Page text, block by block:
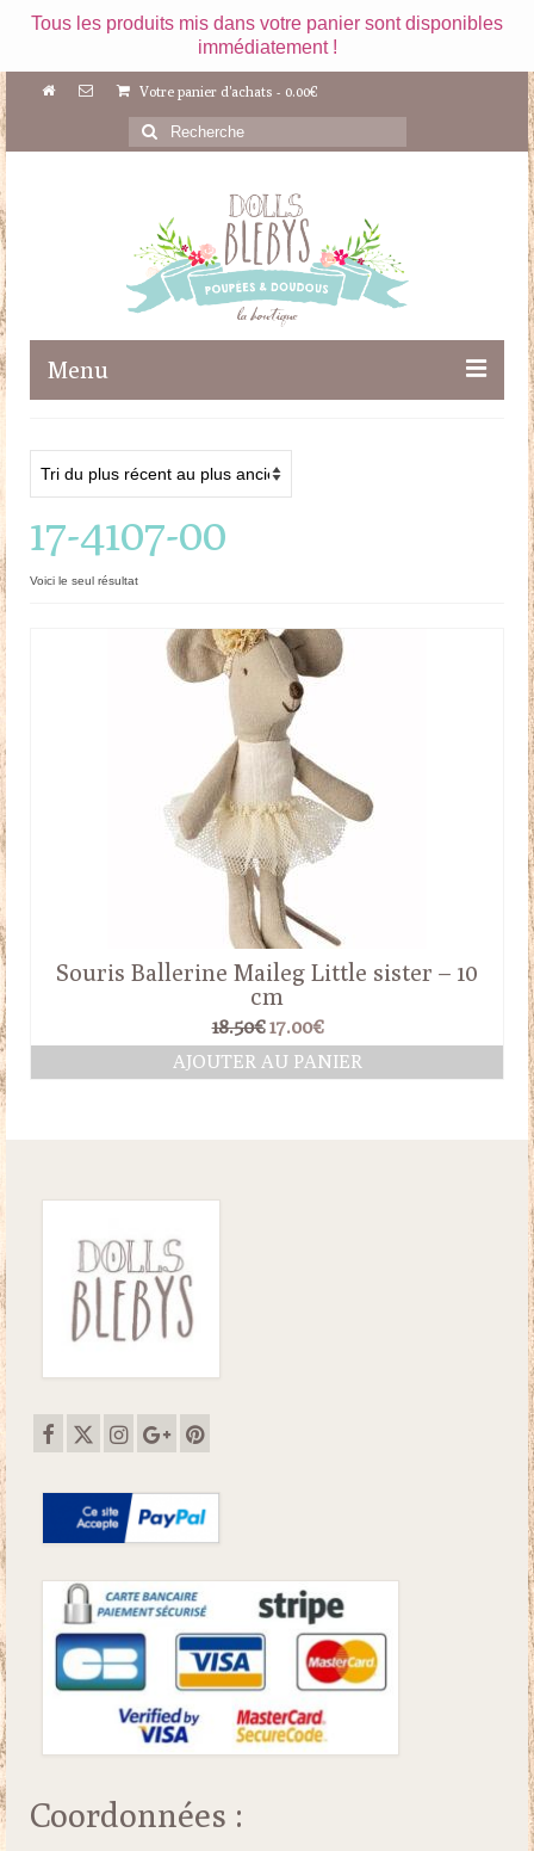
Tous les produits mis dans votre panier sont disponibles
immédiatement !
Votre panier d'achats - 0.00€
Rechercher
:
Menu
Maileg
Poupées
Doudous
Mobilier & Accessoires
17-4107-00
Voici le seul résultat
Souris Ballerine Maileg Little sister – 10
cm
18.50€ Le
prix
initial
17.00€Le
prix
actuel
AJOUTER AU PANIER
Coordonnées :